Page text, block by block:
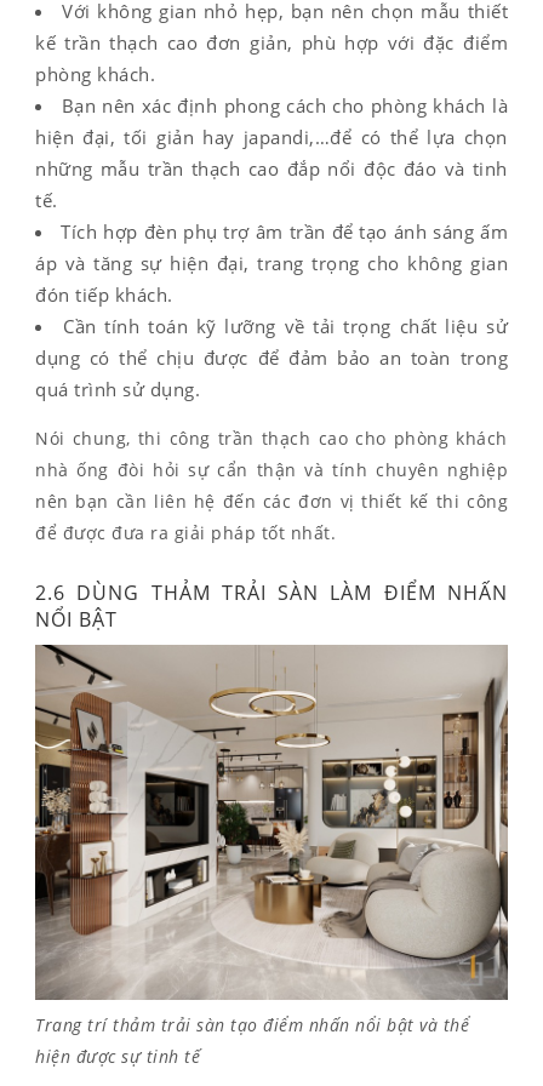
Với không gian nhỏ hẹp, bạn nên chọn mẫu thiết
kế trần thạch cao đơn giản, phù hợp với đặc điểm
phòng khách.
Bạn nên xác định phong cách cho phòng khách là
hiện đại, tối giản hay japandi,…để có thể lựa chọn
những mẫu trần thạch cao đắp nổi độc đáo và tinh
tế.
Tích hợp đèn phụ trợ âm trần để tạo ánh sáng ấm
áp và tăng sự hiện đại, trang trọng cho không gian
đón tiếp khách.
Cần tính toán kỹ lưỡng về tải trọng chất liệu sử
dụng có thể chịu được để đảm bảo an toàn trong
quá trình sử dụng.
Nói chung, thi công trần thạch cao cho phòng khách
nhà ống đòi hỏi sự cẩn thận và tính chuyên nghiệp
nên bạn cần liên hệ đến các đơn vị thiết kế thi công
để được đưa ra giải pháp tốt nhất.
2.6 DÙNG THẢM TRẢI SÀN LÀM ĐIỂM NHẤN
NỔI BẬT
Trang trí thảm trải sàn tạo điểm nhấn nổi bật và thể
hiện được sự tinh tế